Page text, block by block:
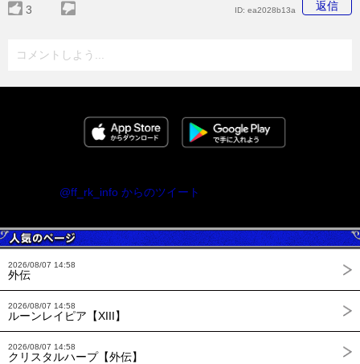
3 返信
ID: ea2028b13a
コメントしよう...
@ff_rk_info からのツイート
2026/08/07 14:58
外伝
2026/08/07 14:58
ルーンレイピア【XIII】
2026/08/07 14:58
クリスタルハープ【外伝】